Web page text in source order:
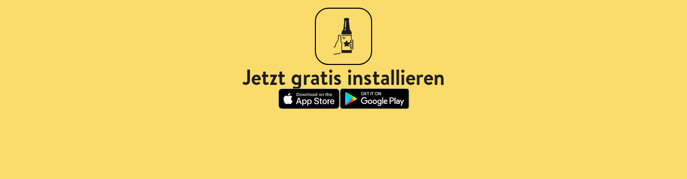
Jetzt gratis installieren